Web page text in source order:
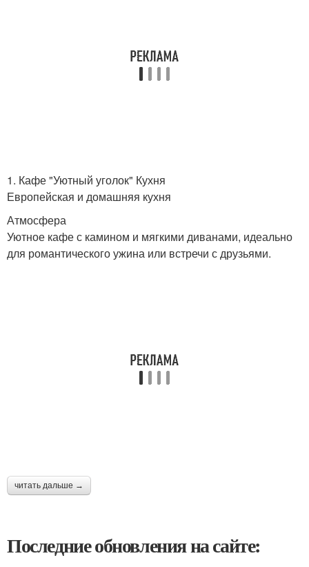
1. Кафе "Уютный уголок" Кухня
Европейская и домашняя кухня
Атмосфера
Уютное кафе с камином и мягкими диванами, идеально
для романтического ужина или встречи с друзьями.
читать дальше →
Последние обновления на сайте: